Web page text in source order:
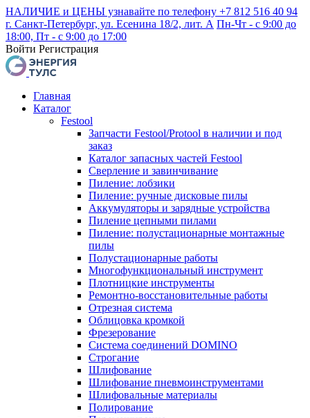
НАЛИЧИЕ и ЦЕНЫ узнавайте по телефону +7 812 516 40 94
г. Санкт-Петербург, ул. Есенина 18/2, лит. А Пн-Чт - с 9:00 до
18:00, Пт - с 9:00 до 17:00
Войти Регистрация
Главная
Каталог
Festool
Запчасти Festool/Protool в наличии и под
заказ
Каталог запасных частей Festool
Сверление и завинчивание
Пиление: лобзики
Пиление: ручные дисковые пилы
Аккумуляторы и зарядные устройства
Пиление цепными пилами
Пиление: полустационарные монтажные
пилы
Полустационарные работы
Многофункциональный инструмент
Плотницкие инструменты
Ремонтно-восстановительные работы
Отрезная система
Облицовка кромкой
Фрезерование
Система соединений DOMINO
Строгание
Шлифование
Шлифование пневмоинструментами
Шлифовальные материалы
Полирование